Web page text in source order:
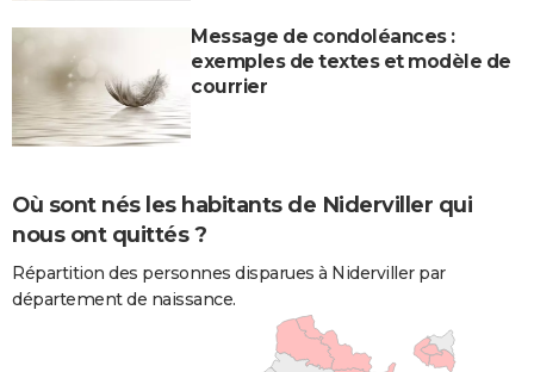
Message de condoléances :
exemples de textes et modèle de
courrier
Où sont nés les habitants de Niderviller qui
nous ont quittés ?
Répartition des personnes disparues à Niderviller par
département de naissance.